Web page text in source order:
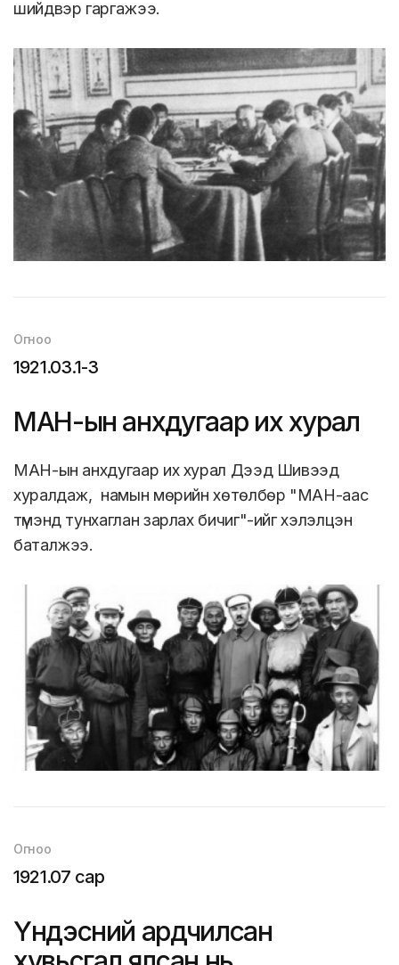
шийдвэр гаргажээ.
Огноо
1921.03.1-3
МАН-ын анхдугаар их хурал
МАН-ын анхдугаар их хурал Дээд Шивээд
хуралдаж, намын мөрийн хөтөлбөр "МАН-аас
түмэнд тунхаглан зарлах бичиг"-ийг хэлэлцэн
баталжээ.
Огноо
1921.07 сар
Үндэсний ардчилсан